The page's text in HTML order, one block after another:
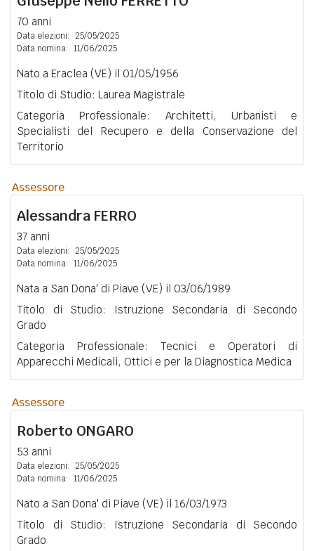
70 anni
Data elezioni: 25/05/2025
Data nomina: 11/06/2025
Nato a Eraclea (VE) il 01/05/1956
Titolo di Studio: Laurea Magistrale
Categoria Professionale: Architetti, Urbanisti e
Specialisti del Recupero e della Conservazione del
Territorio
Assessore
Alessandra FERRO
37 anni
Data elezioni: 25/05/2025
Data nomina: 11/06/2025
Nata a San Dona' di Piave (VE) il 03/06/1989
Titolo di Studio: Istruzione Secondaria di Secondo
Grado
Categoria Professionale: Tecnici e Operatori di
Apparecchi Medicali, Ottici e per la Diagnostica Medica
Assessore
Roberto ONGARO
53 anni
Data elezioni: 25/05/2025
Data nomina: 11/06/2025
Nato a San Dona' di Piave (VE) il 16/03/1973
Titolo di Studio: Istruzione Secondaria di Secondo
Grado